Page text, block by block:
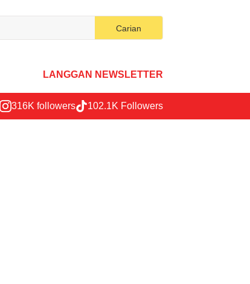
Carian
LANGGAN NEWSLETTER
316K followers 102.1K Followers